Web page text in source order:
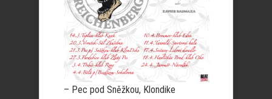
– Pec pod Sněžkou, Klondike